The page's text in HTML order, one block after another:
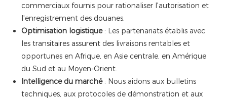
commerciaux fournis pour rationaliser l'autorisation et
l'enregistrement des douanes.
Optimisation logistique : Les partenariats établis avec
les transitaires assurent des livraisons rentables et
opportunes en Afrique, en Asie centrale, en Amérique
du Sud et au Moyen-Orient.
Intelligence du marché : Nous aidons aux bulletins
techniques, aux protocoles de démonstration et aux